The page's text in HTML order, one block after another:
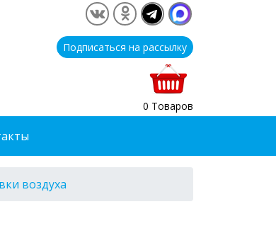
Подписаться на рассылку
0 Товаров
воздуха